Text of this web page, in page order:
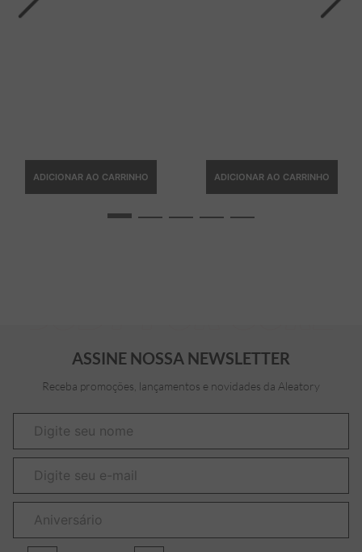
ADICIONAR AO CARRINHO ADICIONAR AO CARRINHO
ASSINE NOSSA NEWSLETTER
Receba promoções, lançamentos e novidades da Aleatory